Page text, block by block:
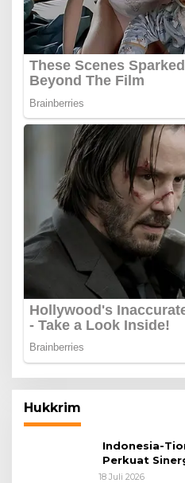
Hukkrim
Indonesia-
Perkuat
Lintas Negara
18 Juli 2026